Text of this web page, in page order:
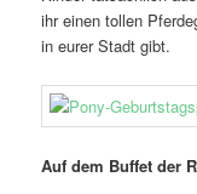
ihr einen tollen
in eurer Stadt gibt.
Auf dem Buffet der